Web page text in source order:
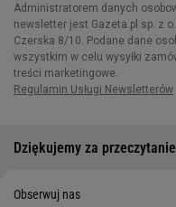
Dziękujemy za przeczytanie
Obserwuj nas